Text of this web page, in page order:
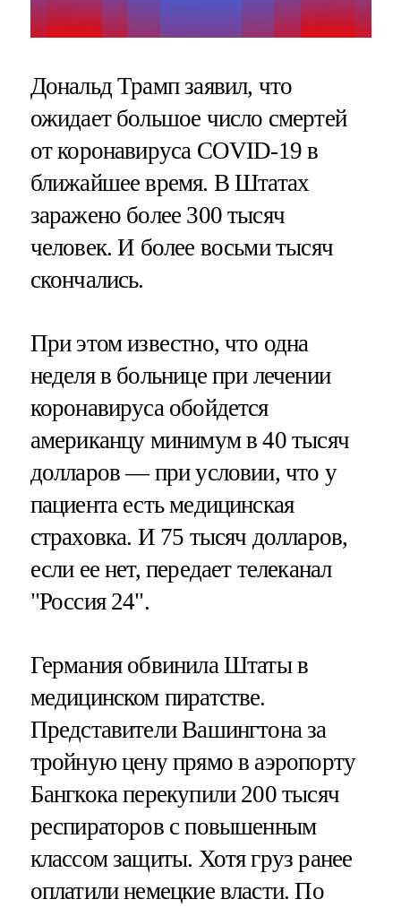
Дональд Трамп заявил, что
ожидает большое число смертей
от коронавируса COVID-19 в
ближайшее время. В Штатах
заражено более 300 тысяч
человек. И более восьми тысяч
скончались.
При этом известно, что одна
неделя в больнице при лечении
коронавируса обойдется
американцу минимум в 40 тысяч
долларов — при условии, что у
пациента есть медицинская
страховка. И 75 тысяч долларов,
если ее нет, передает телеканал
"Россия 24".
Германия обвинила Штаты в
медицинском пиратстве.
Представители Вашингтона за
тройную цену прямо в аэропорту
Бангкока перекупили 200 тысяч
респираторов с повышенным
классом защиты. Хотя груз ранее
оплатили немецкие власти. По